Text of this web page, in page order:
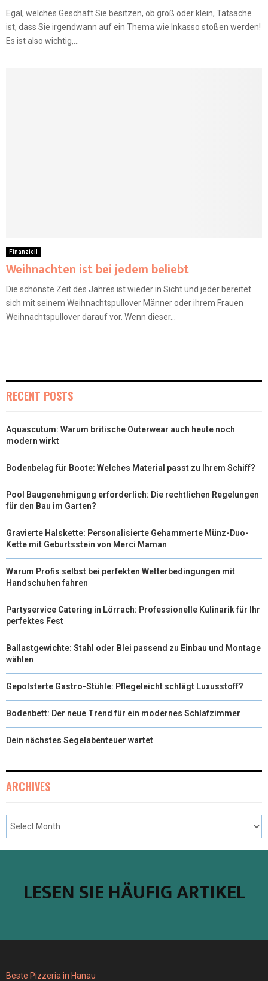
Egal, welches Geschäft Sie besitzen, ob groß oder klein, Tatsache
ist, dass Sie irgendwann auf ein Thema wie Inkasso stoßen werden!
Es ist also wichtig,...
Finanziell
Weihnachten ist bei jedem beliebt
Die schönste Zeit des Jahres ist wieder in Sicht und jeder bereitet
sich mit seinem Weihnachtspullover Männer oder ihrem Frauen
Weihnachtspullover darauf vor. Wenn dieser...
RECENT POSTS
Aquascutum: Warum britische Outerwear auch heute noch
modern wirkt
Bodenbelag für Boote: Welches Material passt zu Ihrem Schiff?
Pool Baugenehmigung erforderlich: Die rechtlichen Regelungen
für den Bau im Garten?
Gravierte Halskette: Personalisierte Gehammerte Münz-Duo-
Kette mit Geburtsstein von Merci Maman
Warum Profis selbst bei perfekten Wetterbedingungen mit
Handschuhen fahren
Partyservice Catering in Lörrach: Professionelle Kulinarik für Ihr
perfektes Fest
Ballastgewichte: Stahl oder Blei passend zu Einbau und Montage
wählen
Gepolsterte Gastro-Stühle: Pflegeleicht schlägt Luxusstoff?
Bodenbett: Der neue Trend für ein modernes Schlafzimmer
Dein nächstes Segelabenteuer wartet
ARCHIVES
LESEN SIE HÄUFIG ARTIKEL
Beste Pizzeria in Hanau